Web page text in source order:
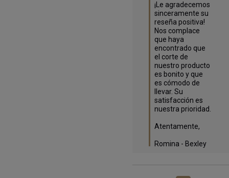
¡Le agradecemos
sinceramente su
reseña positiva!
Nos complace
que haya
encontrado que
el corte de
nuestro producto
es bonito y que
es cómodo de
llevar. Su
satisfacción es
nuestra prioridad.
Atentamente,
Romina - Bexley